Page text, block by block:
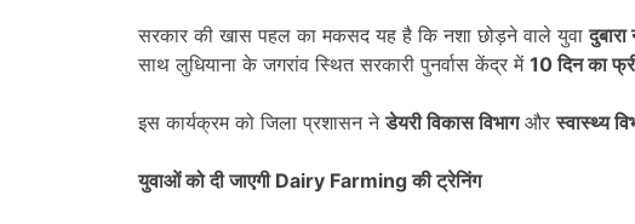
सरकार की खास पहल का मकसद यह है कि नशा छोड़ने वाले युवा
साथ लुधियाना के जगरांव स्थित सरकारी पुनर्वास केंद्र में 10दिन का
इस कार्यक्रम को जिला प्रशासन नेडेयरी विकास विभागऔरस्वास्थ्य
युवाओं को दी जाएगी Dairy Farmingकी ट्रेनिंग